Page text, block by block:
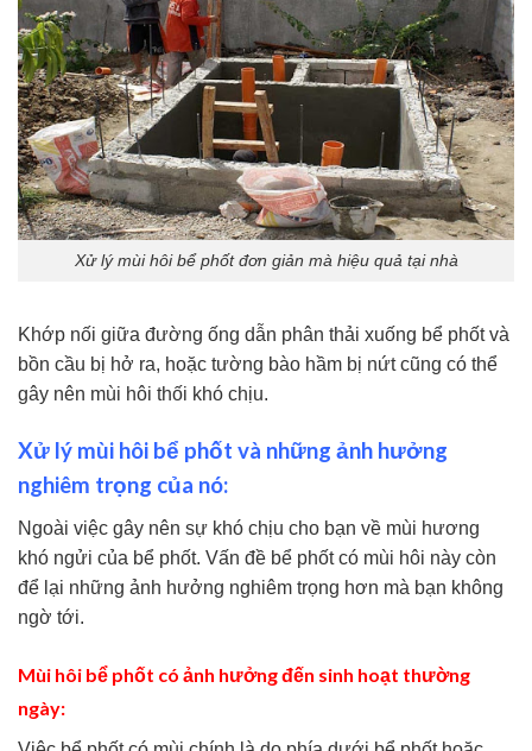
Xử lý mùi hôi bể phốt đơn giản mà hiệu quả tại nhà
Khớp nối giữa đường ống dẫn phân thải xuống bể phốt và
bồn cầu bị hở ra, hoặc tường bào hầm bị nứt cũng có thể
gây nên mùi hôi thối khó chịu.
Xử lý mùi hôi bể phốt và những ảnh hưởng
nghiêm trọng của nó:
Ngoài việc gây nên sự khó chịu cho bạn về mùi hương
khó ngửi của bể phốt. Vấn đề bể phốt có mùi hôi này còn
để lại những ảnh hưởng nghiêm trọng hơn mà bạn không
ngờ tới.
Mùi hôi bể phốt có ảnh hưởng đến sinh hoạt thường
ngày: